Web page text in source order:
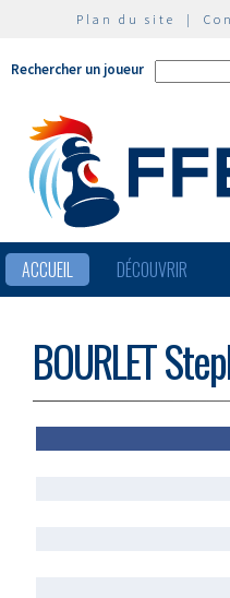
Plan du site |
Rechercher un joueur
ACCUEIL DÉCOUVRIR
BOURLET